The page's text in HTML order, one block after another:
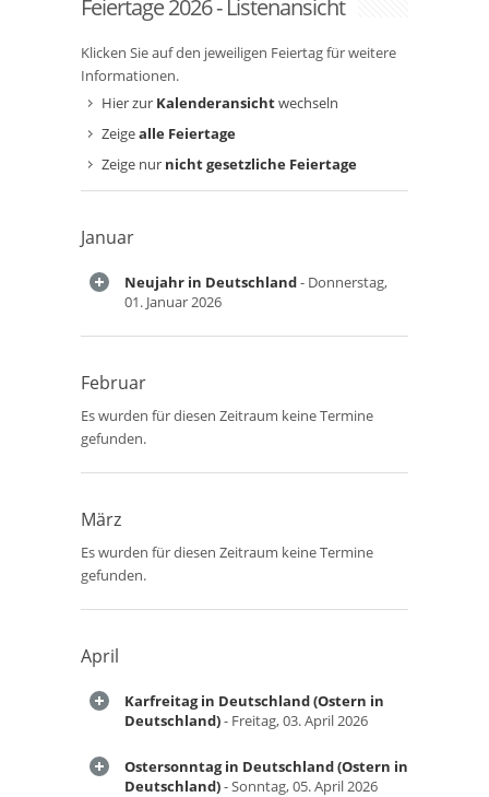
Feiertage 2026 - Listenansicht
Klicken Sie auf den jeweiligen Feiertag für weitere
Informationen.
Hier zur Kalenderansichtwechseln
Zeigealle Feiertage
Zeige nur nicht gesetzliche Feiertage
Januar
Neujahr in Deutschland- Donnerstag,
01. Januar 2026
Februar
Es wurden für diesen Zeitraum keine Termine
gefunden.
März
Es wurden für diesen Zeitraum keine Termine
gefunden.
April
Karfreitag in Deutschland (Ostern in
Deutschland)- Freitag, 03. April 2026
Ostersonntag in Deutschland (Ostern in
Deutschland)- Sonntag, 05. April 2026